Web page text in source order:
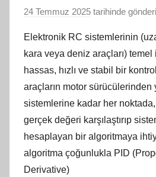
24 Temmuz 2025 tarihinde
Elektronik RC sistemlerinin
kara veya deniz araçları) temel
hassas, hızlı ve stabil bir kontrol
araçların motor sürücülerinden
sistemlerine kadar her
gerçek değeri karşılaştırıp
hesaplayan bir algoritmaya
algoritma çoğunlukla PID
Derivative)